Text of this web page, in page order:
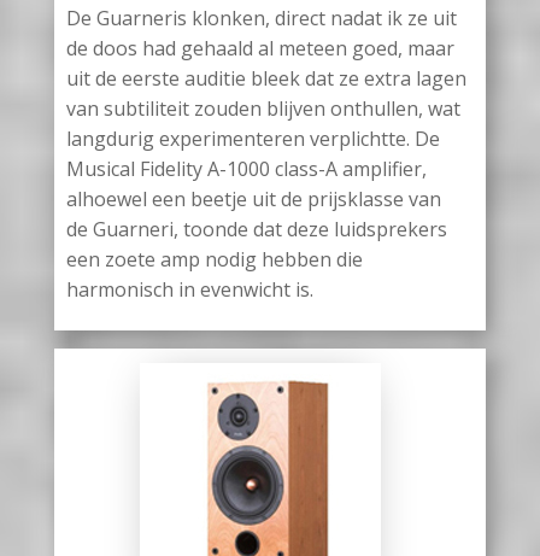
De Guarneris klonken, direct nadat ik ze uit
de doos had gehaald al meteen goed, maar
uit de eerste auditie bleek dat ze extra lagen
van subtiliteit zouden blijven onthullen, wat
langdurig experimenteren verplichtte. De
Musical Fidelity A-1000 class-A amplifier,
alhoewel een beetje uit de prijsklasse van
de Guarneri, toonde dat deze luidsprekers
een zoete amp nodig hebben die
harmonisch in evenwicht is.